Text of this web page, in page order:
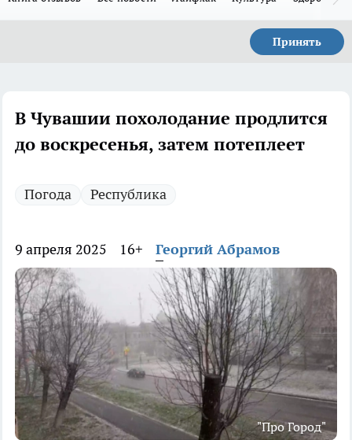
Принять
В Чувашии похолодание продлится
до воскресенья, затем потеплеет
Погода Республика
9 апреля 2025 16+ Георгий Абрамов
"Про Город"